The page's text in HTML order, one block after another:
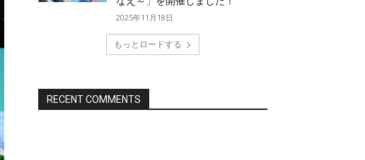
2025年11月18日
もっとロードする
RECENT COMMENTS